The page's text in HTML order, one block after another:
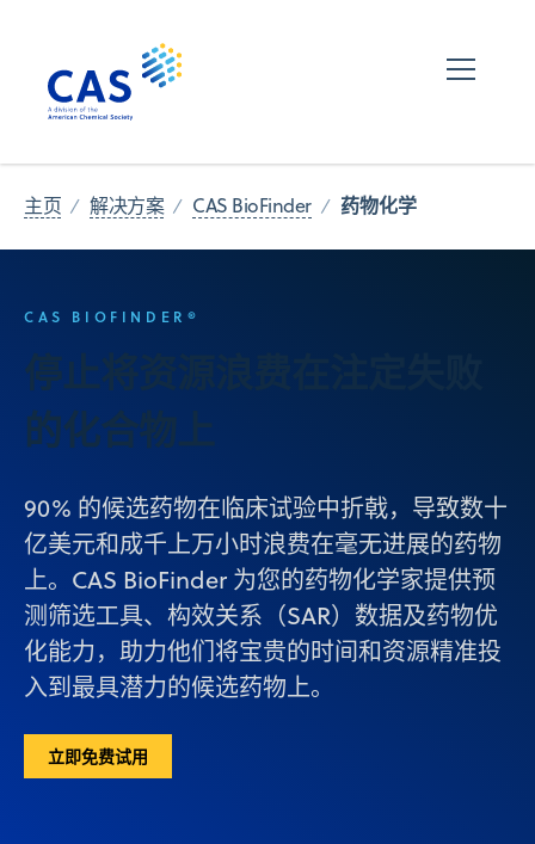
主页 解决方案 CAS BioFinder 药物化学
CAS BIOFINDER®
停止将资源浪费在注定失败
的化合物上
90% 的候选药物在临床试验中折戟，导致数十
亿美元和成千上万小时浪费在毫无进展的药物
上。CAS BioFinder 为您的药物化学家提供预
测筛选工具、构效关系（SAR）数据及药物优
化能力，助力他们将宝贵的时间和资源精准投
入到最具潜力的候选药物上。
立即免费试用